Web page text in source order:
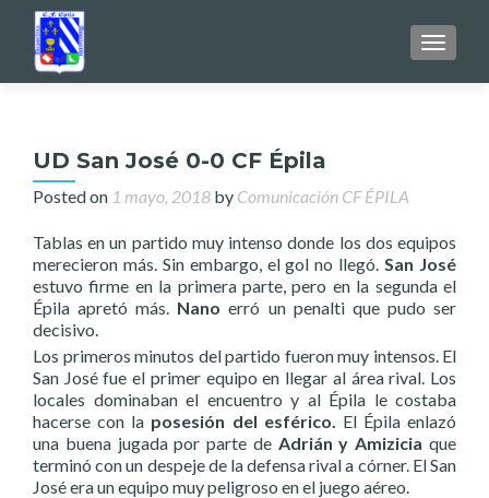
UD San José 0-0 CF Épila
Posted on 1 mayo, 2018 by Comunicación CF ÉPILA
Tablas en un partido muy intenso donde los dos equipos
merecieron más. Sin embargo, el gol no llegó.San José
estuvo firme en la primera parte, pero en la segunda el
Épila apretó más. Nano erró un penalti que pudo ser
decisivo.
Los primeros minutos del partido fueron muy intensos. El
San José fue el primer equipo en llegar al área rival. Los
locales dominaban el encuentro y al Épila le costaba
hacerse con la posesión del esférico. El Épila enlazó
una buena jugada por parte de Adrián y Amizicia que
terminó con un despeje de la defensa rival a córner. El San
José era un equipo muy peligroso en el juego aéreo.